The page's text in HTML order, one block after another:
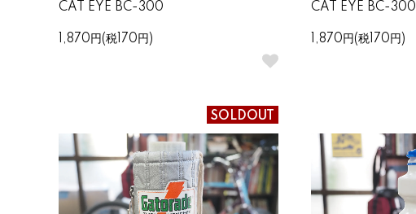
CAT EYE BC-300
1,870円(税170円)
CAT EYE BC-300
1,870円(税170円)
SOLDOUT